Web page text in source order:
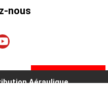
nous
Y
o
t
u
Aéraulique